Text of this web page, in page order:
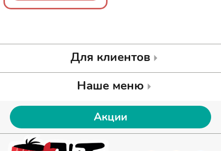
Для клиентов
Наше меню
Акции